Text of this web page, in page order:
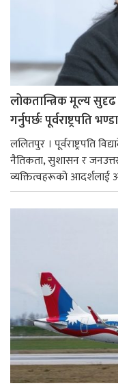
लोकतान्त्रिक मूल्य
गर्नुपर्छः पूर्वराष्ट्रपति
ललितपुर । पूर्वराष्ट्रपति
नैतिकता, सुशासन र
व्यक्तित्वहरूको